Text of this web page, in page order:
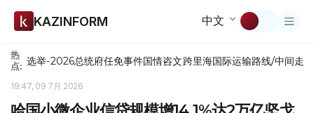
KAZINFORM 中文
热
点: 选举-2026总统府任免事件国情咨文跨里海国际运输路线/中间走廊
19:47, 09 7月 2026